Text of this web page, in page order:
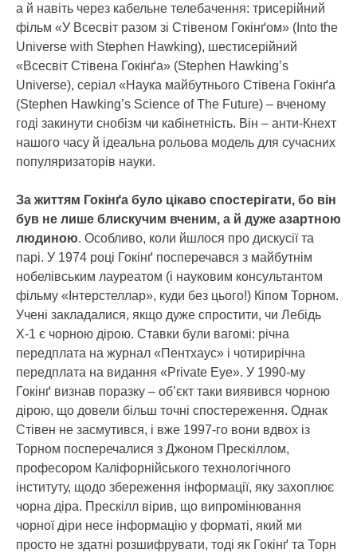
а й навіть через кабельне телебачення: трисерійний
фільм «У Всесвіт разом зі Стівеном Гокінґом» (Into the
Universe with Stephen Hawking), шестисерійний
«Всесвіт Стівена Гокінґа» (Stephen Hawking’s
Universe), серіал «Наука майбутнього Стівена Гокінґа
(Stephen Hawking’s Science of The Future) – вченому
годі закинути снобізм чи кабінетність. Він – анти-Кнехт
нашого часу й ідеальна рольова модель для сучасних
популяризаторів науки.
За життям Гокінґа було цікаво спостерігати, бо він
був не лише блискучим вченим, а й дуже азартною
людиною. Особливо, коли йшлося про дискусії та
парі. У 1974 році Гокінґ посперечався з майбутнім
нобелівським лауреатом (і науковим консультантом
фільму «Інтерстеллар», куди без цього!) Кіпом Торном.
Учені закладалися, якщо дуже спростити, чи Лебідь
Х-1 є чорною дірою. Ставки були вагомі: річна
передплата на журнал «Пентхаус» і чотирирічна
передплата на видання «Private Eye». У 1990-му
Гокінґ визнав поразку – об’єкт таки виявився чорною
дірою, що довели більш точні спостереження. Однак
Стівен не засмутився, і вже 1997-го вони вдвох із
Торном посперечалися з Джоном Прескіллом,
професором Каліфорнійського технологічного
інституту, щодо збереження інформації, яку захоплює
чорна діра. Прескілл вірив, що випромінювання
чорної діри несе інформацію у форматі, який ми
просто не здатні розшифрувати, тоді як Гокінґ та Торн